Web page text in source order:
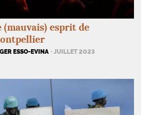
(mauvais) esprit de
ESSO-EVINA · JUILLET 2023